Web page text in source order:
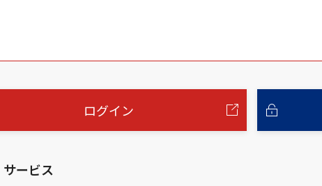
ログイン
ービス